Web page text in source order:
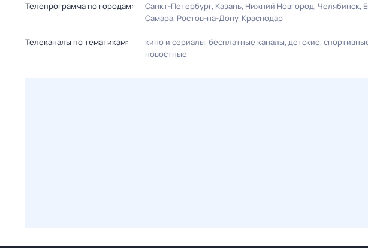
Телепрограмма по городам: Санкт-Петербург Казань Нижний Новгород Челябинск
Самара Ростов-на-Дону Краснодар
Телеканалы по тематикам: кино и сериалы бесплатные каналы детские
новостные